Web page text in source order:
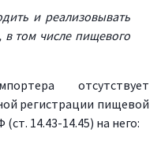
и реализовывать
том числе пищевого
отсутствует
регистрации пищевой
14.43-14.45) на него: